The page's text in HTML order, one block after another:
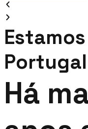
Há